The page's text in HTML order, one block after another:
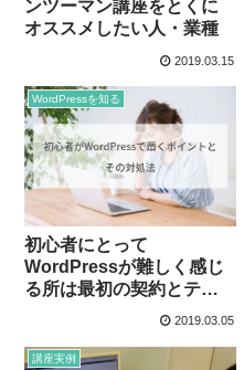
ンツーマン講座をとくに
オススメしたい人・業種
2019.03.15
WordPressを知る
初心者にとって
WordPressが難しく感じ
る所は最初の契約とテー
2019.03.05
講座実例